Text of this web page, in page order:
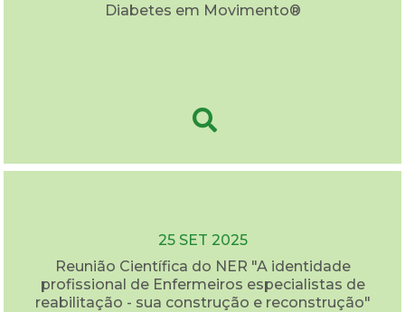
Diabetes em Movimento®
25 SET 2025
Reunião Científica do NER "A identidade
profissional de Enfermeiros especialistas de
reabilitação - sua construção e reconstrução"